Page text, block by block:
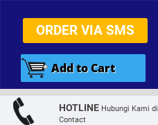
ORDER VIA SMS
HOTLINE Hubungi Kami di
Contact